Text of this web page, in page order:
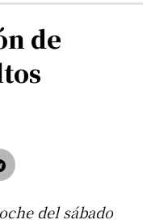
de
del sábado